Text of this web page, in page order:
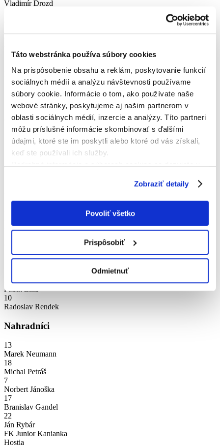
Táto webstránka používa súbory cookies
Na prispôsobenie obsahu a reklám, poskytovanie funkcií
sociálnych médií a analýzu návštevnosti používame
súbory cookie. Informácie o tom, ako používate naše
webové stránky, poskytujeme aj našim partnerom v
oblasti sociálnych médií, inzercie a analýzy. Títo partneri
môžu príslušné informácie skombinovať s ďalšími
údajmi, ktoré ste im poskytli alebo ktoré od vás získali,
keď ste používali ich služby.
Podrobné informácie o súboroch cookies sa dozviete v
Zobraziť detaily
Povoliť všetko
Prispôsobiť
Odmietnuť
Vladimír Drozd
Branislav Gandel
MTJ Pravenec
DOMÁCI
Základná zostava
Marian Petráš
Vladimír Drozd
Ján Krč
Lukáš Krško
Marek Čiscoň
20
Patrik Žilla
10
Radoslav Rendek
Nahradníci
13
Marek Neumann
18
Michal Petráš
7
Norbert Jánoška
17
Branislav Gandel
22
Ján Rybár
FK Junior Kanianka
Hostia